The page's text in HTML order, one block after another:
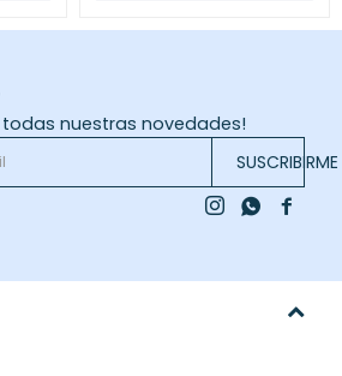
todas nuestras novedades!
SUSCRIBIRME

 